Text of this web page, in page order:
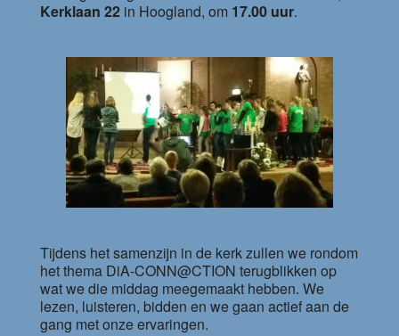
Kerklaan 22in Hoogland, om 17.00 uur.
Tijdens het samenzijn in de kerk zullen we rondom
het thema DiA-CONN@CTION terugblikken op
wat we die middag meegemaakt hebben. We
lezen, luisteren, bidden en we gaan actief aan de
gang met onze ervaringen.